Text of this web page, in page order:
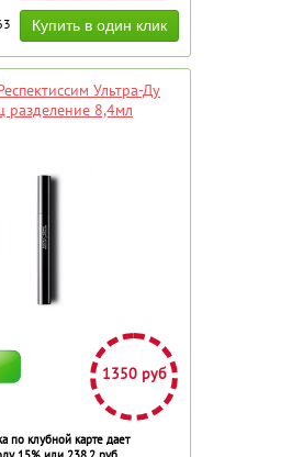
Ультра-Ду
разделение 8,4мл
1350 руб
по клубной карте дает